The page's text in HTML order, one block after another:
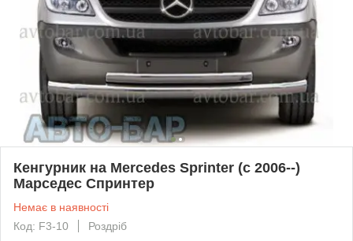
Кенгурник на Mercedes Sprinter (c 2006--)
Марседес Спринтер
Немає в наявності
Код: F3-10
Роздріб